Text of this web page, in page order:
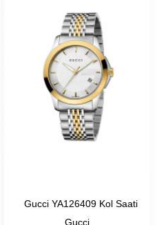
Gucci
Gucci YA126409 Kol Saati